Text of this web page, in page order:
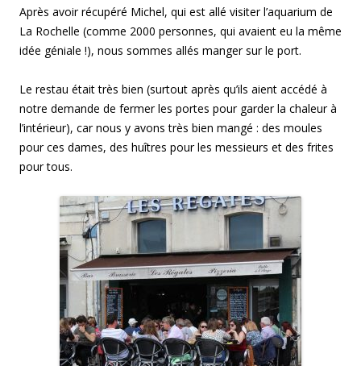
Après avoir récupéré Michel, qui est allé visiter l’aquarium de
La Rochelle (comme 2000 personnes, qui avaient eu la même
idée géniale !), nous sommes allés manger sur le port.
Le restau était très bien (surtout après qu’ils aient accédé à
notre demande de fermer les portes pour garder la chaleur à
l’intérieur), car nous y avons très bien mangé : des moules
pour ces dames, des huîtres pour les messieurs et des frites
pour tous.